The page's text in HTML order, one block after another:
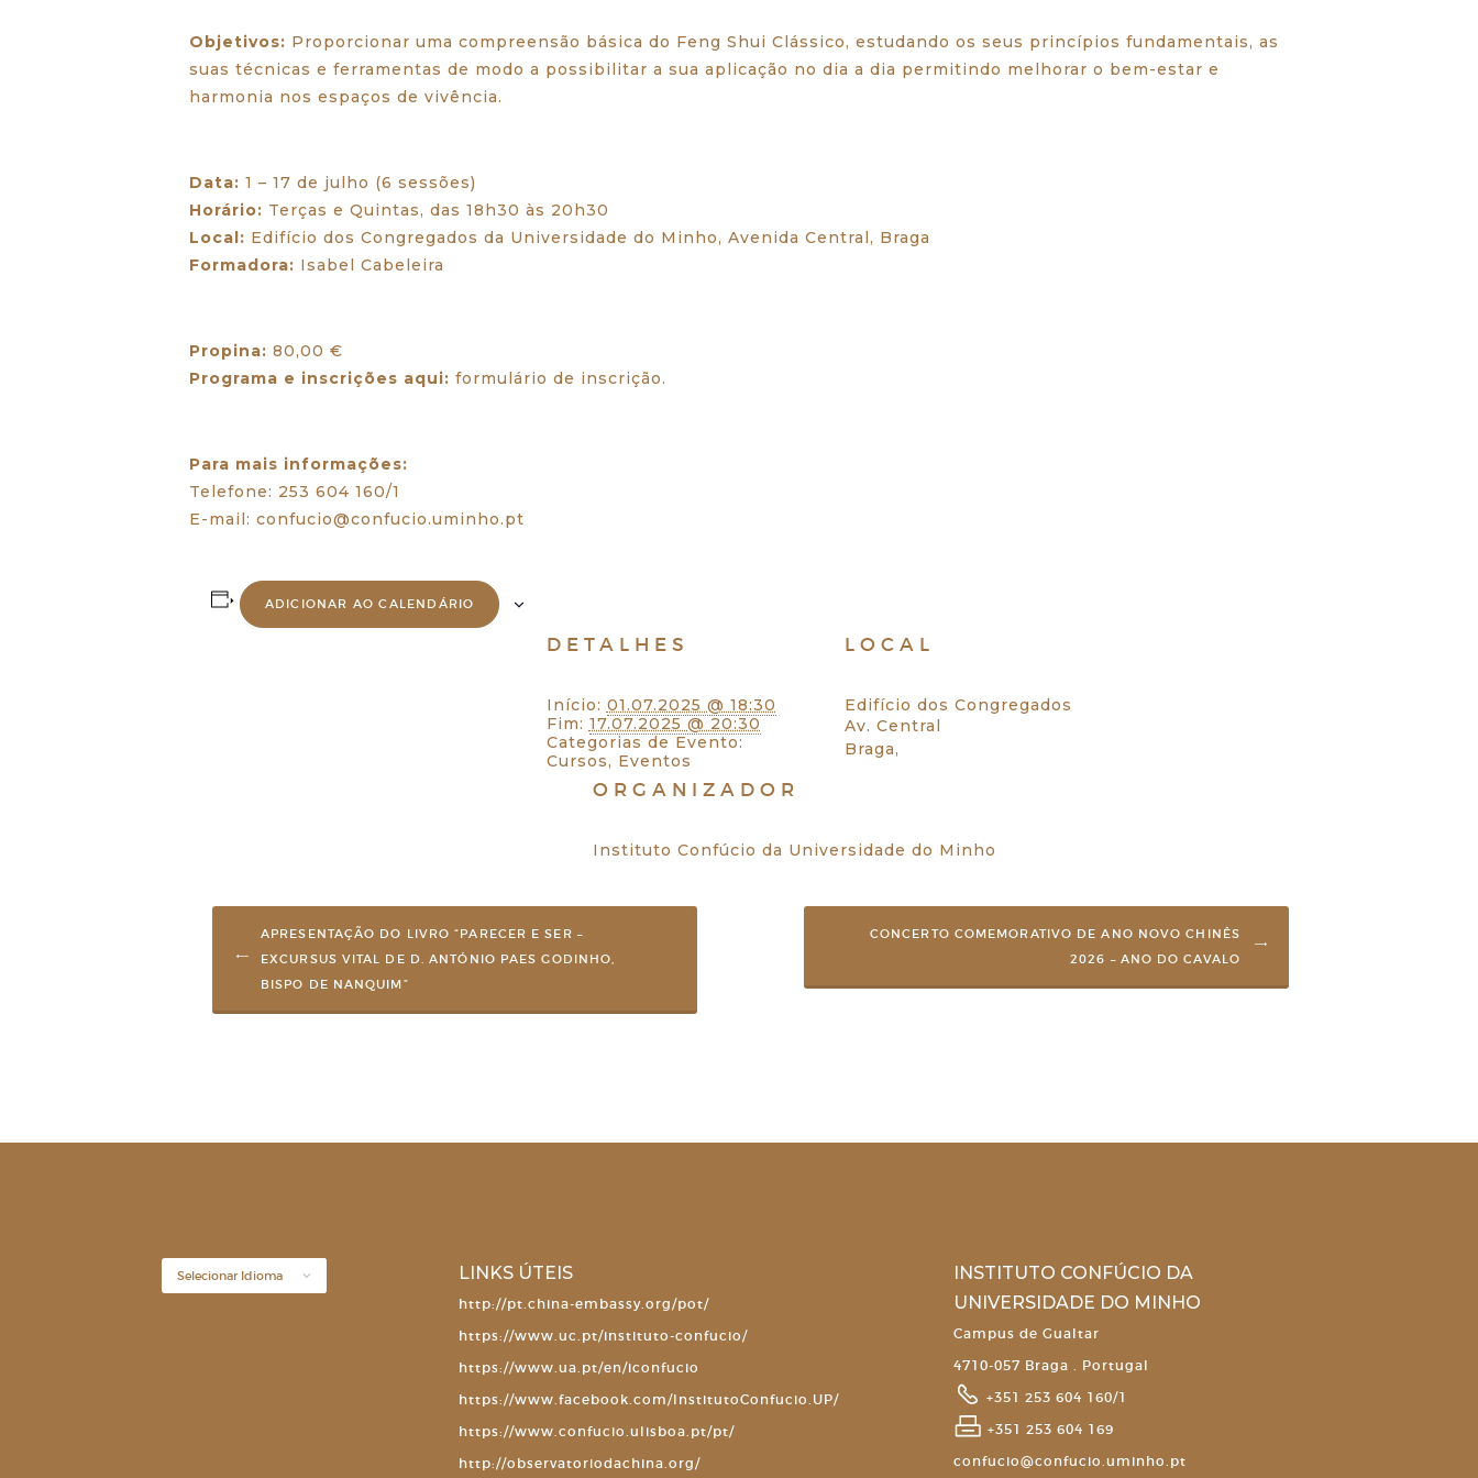
Objetivos: Proporcionar uma compreensão básica do Feng Shui Clássico, estudando os seus princípios fundamentais, as
suas técnicas e ferramentas de modo a possibilitar a sua aplicação no dia a dia permitindo melhorar o bem-estar e
harmonia nos espaços de vivência.
Data: 1 – 17 de julho (6 sessões)
Horário: Terças e Quintas, das 18h30 às 20h30
Local: Edifício dos Congregados da Universidade do Minho, Avenida Central, Braga
Formadora: Isabel Cabeleira
Propina: 80,00 €
Programa e inscrições aqui: formulário de inscrição.
Para mais informações:
Telefone: 253 604 160/1
E-mail: confucio@confucio.uminho.pt
ADICIONAR AO CALENDÁRIO
DETALHES
Início: 01.07.2025 @ 18:30
Fim: 17.07.2025 @ 20:30
Categorias de Evento:
Cursos, Eventos
LOCAL
Edifício dos Congregados
Av. Central
Braga,
ORGANIZADOR
Instituto Confúcio da Universidade do Minho
APRESENTAÇÃO DO LIVRO “PARECER E SER –
EXCURSUS VITAL DE D. ANTÓNIO PAES GODINHO,
BISPO DE NANQUIM”
CONCERTO COMEMORATIVO DE ANO NOVO CHINÊS
2026 – ANO DO CAVALO
LINKS ÚTEIS
http://pt.china-embassy.org/pot/
https://www.uc.pt/instituto-confucio/
https://www.ua.pt/en/iconfucio
https://www.facebook.com/InstitutoConfucio.UP/
https://www.confucio.ulisboa.pt/pt/
http://observatoriodachina.org/
INSTITUTO CONFÚCIO DA
UNIVERSIDADE DO MINHO
Campus de Gualtar
4710-057 Braga . Portugal
+351 253 604 160/1
+351 253 604 169
confucio@confucio.uminho.pt